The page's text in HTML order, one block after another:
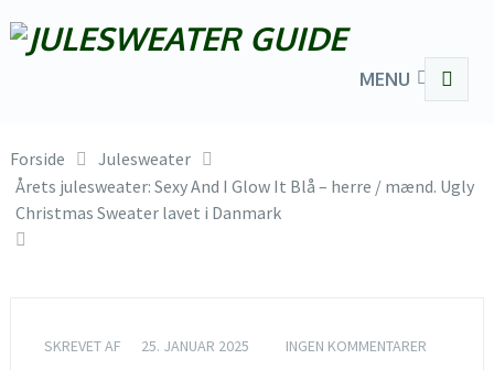
MENU
Forside
Julesweater
Årets julesweater: Sexy And I Glow It Blå – herre / mænd. Ugly
Christmas Sweater lavet i Danmark
SKREVET AF 25. JANUAR 2025 INGEN KOMMENTARER